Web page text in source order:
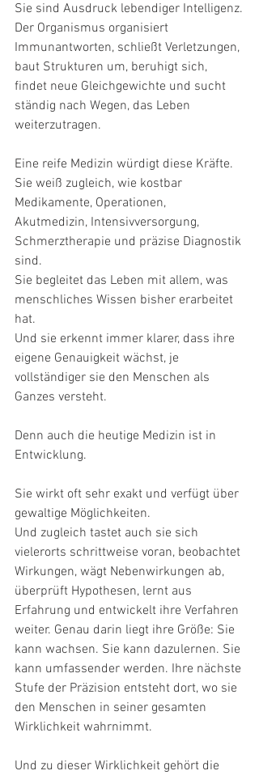
Sie sind Ausdruck lebendiger Intelligenz.
Der Organismus organisiert
Immunantworten, schließt Verletzungen,
baut Strukturen um, beruhigt sich,
findet neue Gleichgewichte und sucht
ständig nach Wegen, das Leben
weiterzutragen.
Eine reife Medizin würdigt diese Kräfte.
Sie weiß zugleich, wie kostbar
Medikamente, Operationen,
Akutmedizin, Intensivversorgung,
Schmerztherapie und präzise Diagnostik
sind.
Sie begleitet das Leben mit allem, was
menschliches Wissen bisher erarbeitet
hat.
Und sie erkennt immer klarer, dass ihre
eigene Genauigkeit wächst, je
vollständiger sie den Menschen als
Ganzes versteht.
Denn auch die heutige Medizin ist in
Entwicklung.
Sie wirkt oft sehr exakt und verfügt über
gewaltige Möglichkeiten.
Und zugleich tastet auch sie sich
vielerorts schrittweise voran, beobachtet
Wirkungen, wägt Nebenwirkungen ab,
überprüft Hypothesen, lernt aus
Erfahrung und entwickelt ihre Verfahren
weiter. Genau darin liegt ihre Größe: Sie
kann wachsen. Sie kann dazulernen. Sie
kann umfassender werden. Ihre nächste
Stufe der Präzision entsteht dort, wo sie
den Menschen in seiner gesamten
Wirklichkeit wahrnimmt.
Und zu dieser Wirklichkeit gehört die